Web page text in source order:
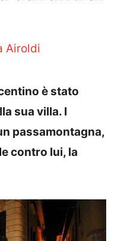
Airoldi
è stato
sua villa. I
passamontagna,
contro lui, la